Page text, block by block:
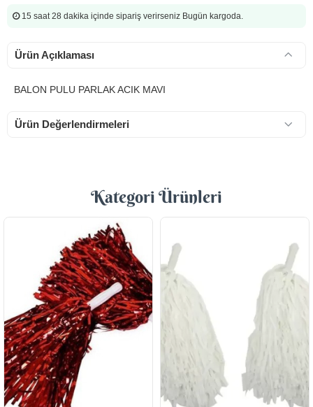
15 saat 28 dakika içinde sipariş verirseniz Bugün kargoda.
Ürün Açıklaması
BALON PULU PARLAK ACIK MAVI
Ürün Değerlendirmeleri
Kategori Ürünleri